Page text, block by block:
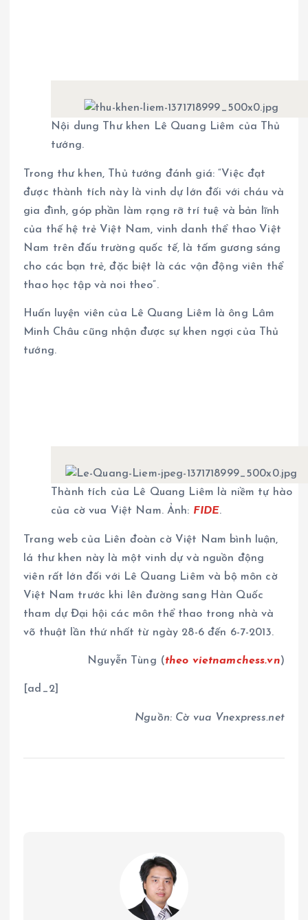
Nội dung Thư khen Lê Quang Liêm của Thủ
tướng.
Trong thư khen, Thủ tướng đánh giá: “Việc đạt
được thành tích này là vinh dự lớn đối với cháu và
gia đình, góp phần làm rạng rỡ trí tuệ và bản lĩnh
của thế hệ trẻ Việt Nam, vinh danh thể thao Việt
Nam trên đấu trường quốc tế, là tấm gương sáng
cho các bạn trẻ, đặc biệt là các vận động viên thể
thao học tập và noi theo”.
Huấn luyện viên của Lê Quang Liêm là ông Lâm
Minh Châu cũng nhận được sự khen ngợi của Thủ
tướng.
Thành tích của Lê Quang Liêm là niềm tự hào
của cờ vua Việt Nam. Ảnh: FIDE.
Trang web của Liên đoàn cờ Việt Nam bình luận,
lá thư khen này là một vinh dự và nguồn động
viên rất lớn đối với Lê Quang Liêm và bộ môn cờ
Việt Nam trước khi lên đường sang Hàn Quốc
tham dự Đại hội các môn thể thao trong nhà và
võ thuật lần thứ nhất từ ngày 28-6 đến 6-7-2013.
Nguyễn Tùng (theo vietnamchess.vn)
[ad_2]
Nguồn: Cờ vua Vnexpress.net